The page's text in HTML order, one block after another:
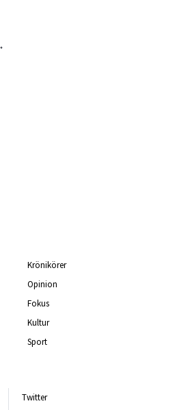
Krönikörer
Opinion
Fokus
Kultur
Sport
Twitter